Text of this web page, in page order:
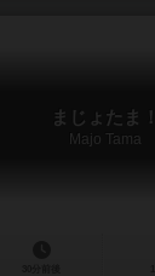
まじょたま！
Majo Tama